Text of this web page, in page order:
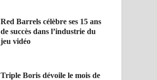
Red Barrels célèbre ses 15 ans
de succès dans l’industrie du
jeu vidéo
Triple Boris dévoile le mois de